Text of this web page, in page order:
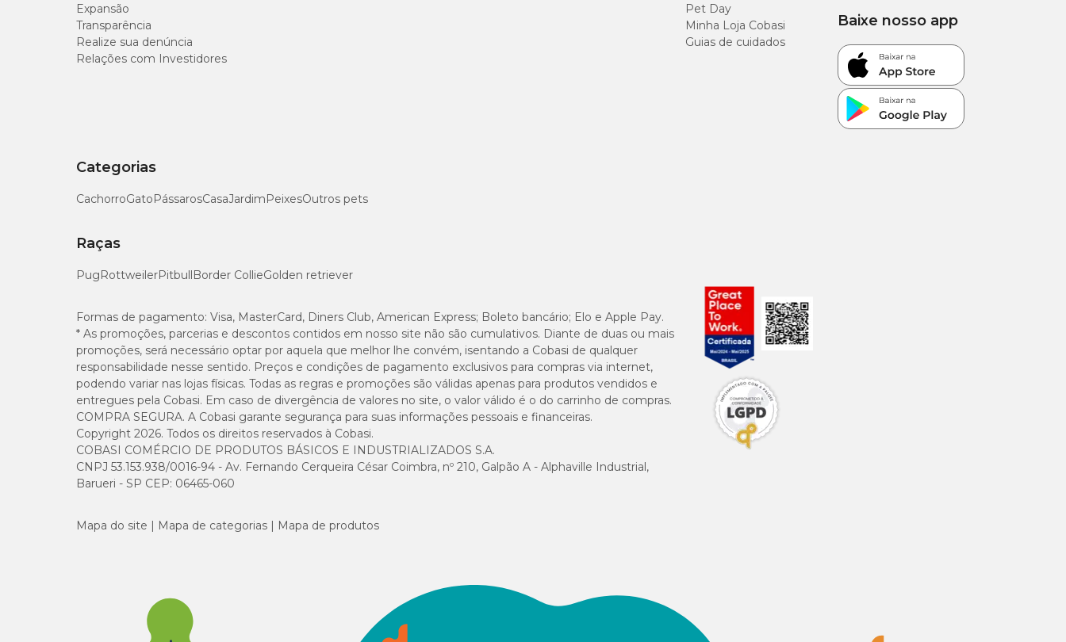
Expansão
Transparência
Realize sua denúncia
Relações com Investidores
Pet Day
Minha Loja Cobasi
Guias de cuidados
Categorias
CachorroGatoPássarosCasaJardimPeixesOutros pets
Raças
PugRottweilerPitbullBorder CollieGolden retriever
Baixe nosso app
Formas de pagamento: Visa, MasterCard, Diners Club, American Express; Boleto bancário; Elo e Apple Pay.
* As promoções, parcerias e descontos contidos em nosso site não são cumulativos. Diante de duas ou mais
promoções, será necessário optar por aquela que melhor lhe convém, isentando a Cobasi de qualquer
responsabilidade nesse sentido. Preços e condições de pagamento exclusivos para compras via internet,
podendo variar nas lojas físicas. Todas as regras e promoções são válidas apenas para produtos vendidos e
entregues pela Cobasi. Em caso de divergência de valores no site, o valor válido é o do carrinho de compras.
COMPRA SEGURA. A Cobasi garante segurança para suas informações pessoais e financeiras.
Copyright 2026. Todos os direitos reservados à Cobasi.
COBASI COMÉRCIO DE PRODUTOS BÁSICOS E INDUSTRIALIZADOS S.A.
CNPJ 53.153.938/0016-94 - Av. Fernando Cerqueira César Coimbra, nº 210, Galpão A - Alphaville Industrial,
Barueri - SP CEP: 06465-060
Mapa do site Mapa de categorias Mapa de produtos